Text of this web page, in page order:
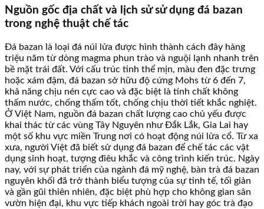
Nguồn gốc địa chất và lịch sử sử dụng đá bazan
trong nghệ thuật chế tác
Đá bazan là loại đá núi lửa được hình thành cách đây hàng
triệu năm từ dòng magma phun trào và nguội lạnh nhanh trên
bề mặt trái đất. Với cấu trúc tinh thể mịn, màu đen đặc trưng
hoặc xám đậm, đá bazan sở hữu độ cứng Mohs từ 6 đến 7,
khả năng chịu nén cực cao và đặc biệt là tính chất không
thấm nước, chống thấm tốt, chống chịu thời tiết khắc nghiệt.
Ở Việt Nam, nguồn đá bazan chất lượng cao chủ yếu được
khai thác từ các vùng Tây Nguyên như Đắk Lắk, Gia Lai hay
một số khu vực miền Trung nơi có hoạt động núi lửa cổ. Từ xa
xưa, người Việt đã biết sử dụng đá bazan để chế tác các vật
dụng sinh hoạt, tượng điêu khắc và công trình kiến trúc. Ngày
nay, với sự phát triển của ngành đá mỹ nghệ, bàn trà đá bazan
nguyên khối đã trở thành biểu tượng của sự tinh tế, tối giản
và gần gũi thiên nhiên, đặc biệt phù hợp cho không gian sân
vườn hiện đại, khu vực tiếp khách ngoài trời hay góc trà đạo